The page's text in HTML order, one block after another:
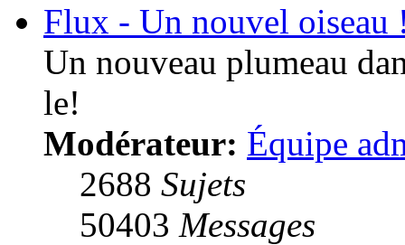
Flux - Un nouvel oiseau
Un nouveau plumeau
le!
Modérateur: Équipe
2688 Sujets
50403 Messages